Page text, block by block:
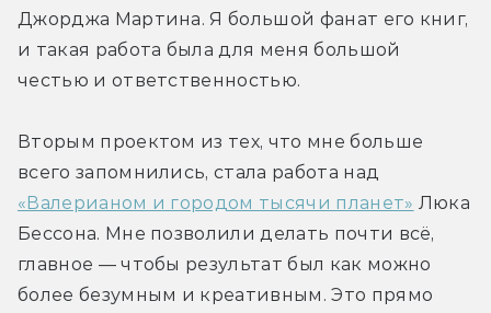
Джорджа Мартина. Я большой фанат его книг,
и такая работа была для меня большой
честью и ответственностью.
Вторым проектом из тех, что мне больше
«Валерианом и городом тысячи планет» Люка
Бессона. Мне позволили делать почти всё,
главное — чтобы результат был как можно
более безумным и креативным. Это прямо